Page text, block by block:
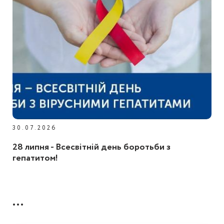
30.07.2026
28 липня - Всесвітній день боротьби з
гепатитом!
...